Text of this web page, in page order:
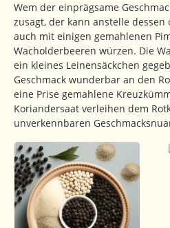
Wem der einprägsame
zusagt, der kann anstelle dessen
auch mit einigen gemahlenen
Wacholderbeeren würzen. Die
ein kleines Leinensäckchen
Geschmack wunderbar an den
eine Prise gemahlene
Koriandersaat verleihen dem
unverkennbaren